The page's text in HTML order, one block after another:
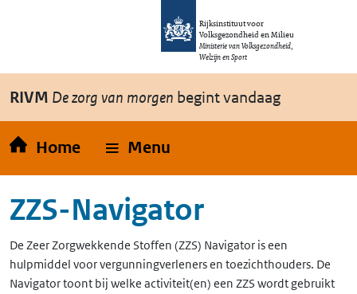
Overslaan en naar de inhoud gaan
Rijksinstituut voor
Volksgezondheid en Milieu
Ministerie van Volksgezondheid,
Welzijn en Sport
RIVM De zorg van morgen begint vandaag
Home Menu
ZZS-Navigator
De Zeer Zorgwekkende Stoffen (ZZS) Navigator is een
hulpmiddel voor vergunningverleners en toezichthouders. De
Navigator toont bij welke activiteit(en) een ZZS wordt gebruikt